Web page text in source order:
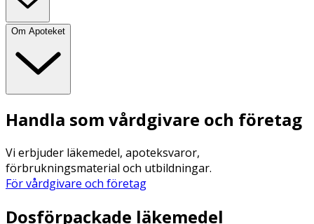
Om Apoteket
Handla som vårdgivare och företag
Vi erbjuder läkemedel, apoteksvaror,
förbrukningsmaterial och utbildningar.
För vårdgivare och företag
Dosförpackade läkemedel